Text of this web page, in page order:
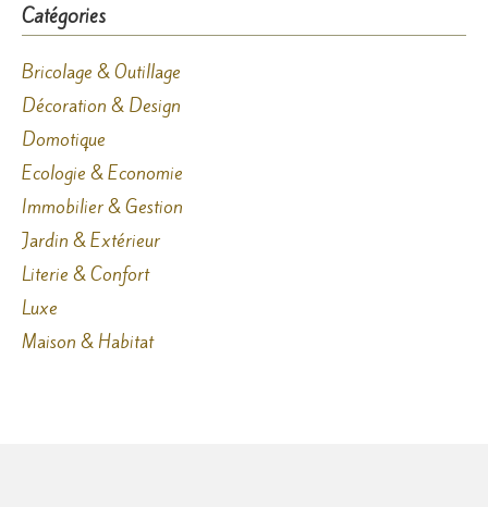
Catégories
Bricolage & Outillage
Décoration & Design
Domotique
Ecologie & Economie
Immobilier & Gestion
Jardin & Extérieur
Literie & Confort
Luxe
Maison & Habitat